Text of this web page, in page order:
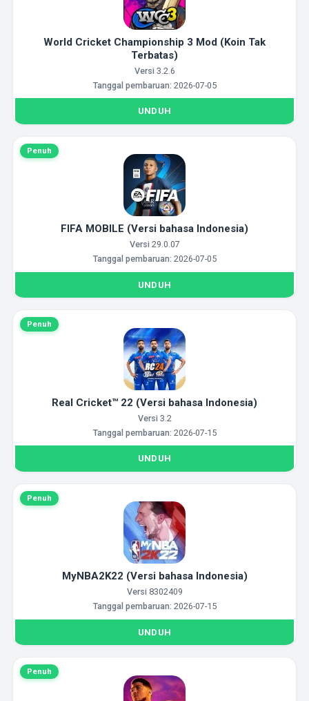
World Cricket Championship 3 Mod (Koin Tak
Terbatas)
Versi 3.2.6
Tanggal pembaruan: 2026-07-05
UNDUH
Penuh
FIFA MOBILE (Versi bahasa Indonesia)
Versi 29.0.07
Tanggal pembaruan: 2026-07-05
UNDUH
Penuh
Real Cricket™ 22 (Versi bahasa Indonesia)
Versi 3.2
Tanggal pembaruan: 2026-07-15
UNDUH
Penuh
MyNBA2K22 (Versi bahasa Indonesia)
Versi 8302409
Tanggal pembaruan: 2026-07-15
UNDUH
Penuh